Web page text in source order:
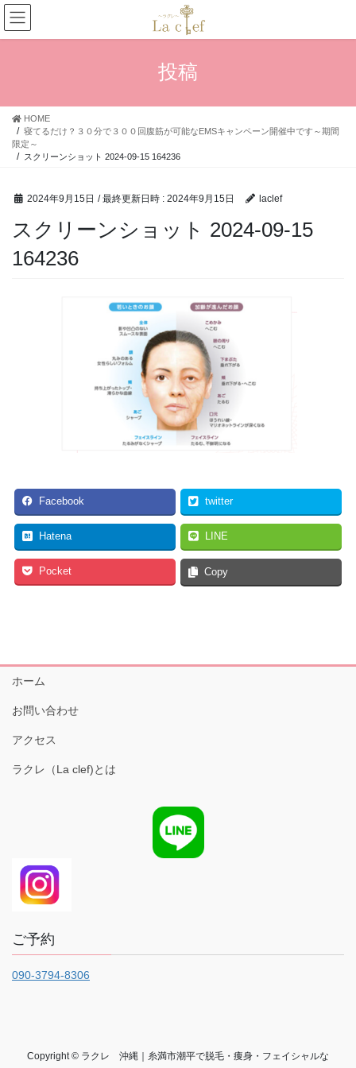
コ
ン
テ
ス
ナ
ビ
ゲ
ン
投稿
HOME
寝てるだけ？３０分で３００回腹筋が可能なEMSキャンペーン開催中です～期間
限定～
スクリーンショット 2024-09-15 164236
2024年9月15日 / 最終更新日時 : 2024年9月15日 laclef
スクリーンショット 2024-09-15
164236
Facebook twitter
Hatena LINE
Pocket Copy
ホーム
お問い合わせ
アクセス
ラクレ（La clef)とは
ご予約
090-3794-8306
Copyright © ラクレ 沖縄｜糸満市潮平で脱毛・痩身・フェイシャルな